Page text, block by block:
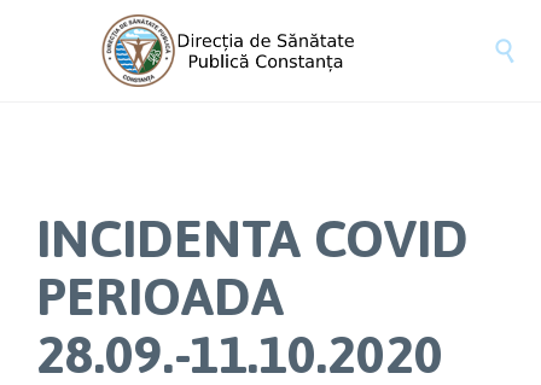

INCIDENTA COVID
PERIOADA
28.09.-11.10.2020